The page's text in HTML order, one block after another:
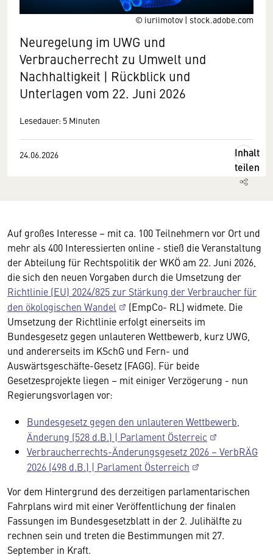
© iuriimotov | stock.adobe.com
Neuregelung im UWG und
Verbraucherrecht zu Umwelt und
Nachhaltigkeit | Rückblick und
Unterlagen vom 22. Juni 2026
Lesedauer: 5 Minuten
24.06.2026
Inhalt
teilen
Auf großes Interesse – mit ca. 100 Teilnehmern vor Ort und
mehr als 400 Interessierten online - stieß die Veranstaltung
der Abteilung für Rechtspolitik der WKÖ am 22. Juni 2026,
die sich den neuen Vorgaben durch die Umsetzung der
Richtlinie (EU) 2024/825 zur Stärkung der Verbraucher für
den ökologischen Wandel
(EmpCo- RL) widmete. Die
Umsetzung der Richtlinie erfolgt einerseits im
Bundesgesetz gegen unlauteren Wettbewerb, kurz UWG,
und andererseits im KSchG und Fern- und
Auswärtsgeschäfte-Gesetz (FAGG). Für beide
Gesetzesprojekte liegen – mit einiger Verzögerung - nun
Regierungsvorlagen vor:
Bundesgesetz gegen den unlauteren Wettbewerb,
Änderung (528 d.B.) | Parlament Österreic
Verbraucherrechts-Änderungsgesetz 2026 – VerbRÄG
2026 (498 d.B.) | Parlament Österreich
Vor dem Hintergrund des derzeitigen parlamentarischen
Fahrplans wird mit einer Veröffentlichung der finalen
Fassungen im Bundesgesetzblatt in der 2. Julihälfte zu
rechnen sein und treten die Bestimmungen mit 27.
September in Kraft.